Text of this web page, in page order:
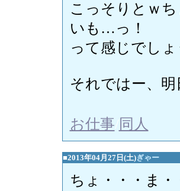
こっそりとｗ
いも…っ！
って感じでし
それではー、
お仕事/ 同人
■2013年04月27日(土)ぎゃー
ちょ・・・ま・